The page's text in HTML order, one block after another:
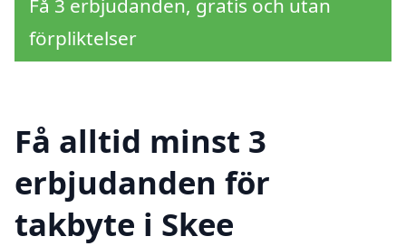
Få 3 erbjudanden, gratis och utan
förpliktelser
Få alltid minst 3
erbjudanden för
takbyte i Skee